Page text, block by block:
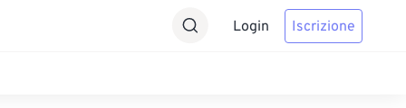
Login Iscrizione